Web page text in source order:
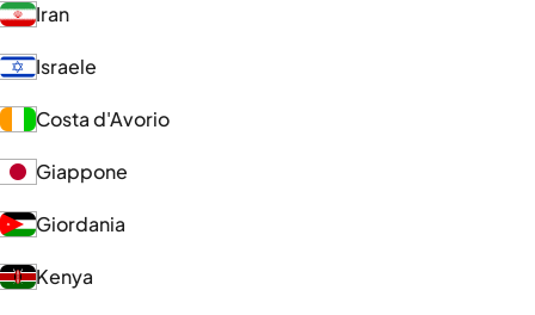
Iran
Israele
Costa d'Avorio
Giappone
Giordania
Kenya